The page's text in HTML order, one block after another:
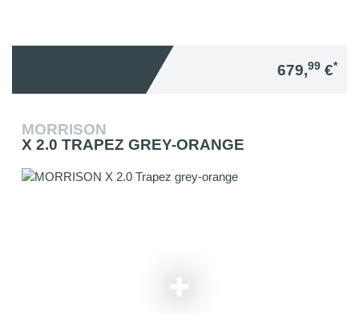
679,99 €*
MORRISON
X 2.0 TRAPEZ GREY-ORANGE